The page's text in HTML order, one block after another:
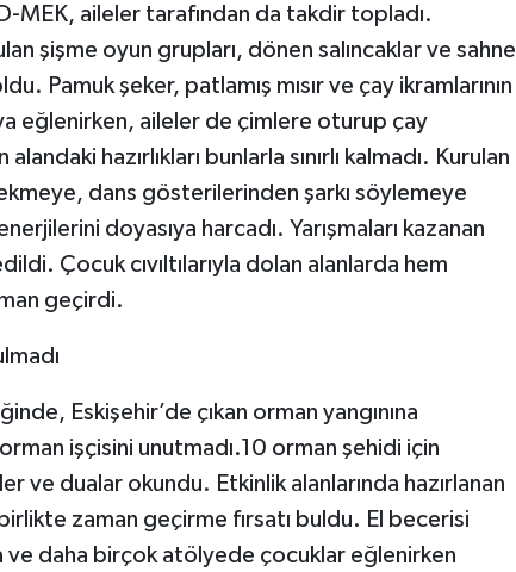
MEK, aileler tarafından da takdir topladı.
şişme oyun grupları, dönen salıncaklar ve sahne
Pamuk şeker, patlamış mısır ve çay ikramlarının
eğlenirken, aileler de çimlere oturup çay
hazırlıkları bunlarla sınırlı kalmadı. Kurulan
dans gösterilerinden şarkı söylemeye
doyasıya harcadı. Yarışmaları kazanan
Çocuk cıvıltılarıyla dolan alanlarda hem
geçirdi.
Eskişehir’de çıkan orman yangınına
işçisini unutmadı.10 orman şehidi için
ve dualar okundu. Etkinlik alanlarında hazırlanan
zaman geçirme fırsatı buldu. El becerisi
ve daha birçok atölyede çocuklar eğlenirken